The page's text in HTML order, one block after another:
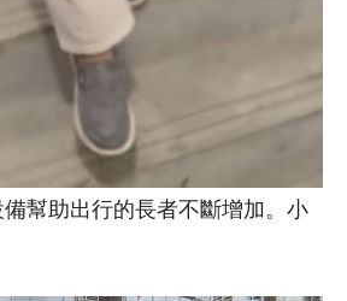
幫助出行的長者不斷增加。小